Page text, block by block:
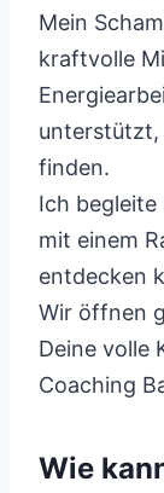
Mein
kraftvolle
unterstützt,
finden.
Ich begleite
mit einem
entdecken
Wir öffnen
Deine volle
Coaching
Wie